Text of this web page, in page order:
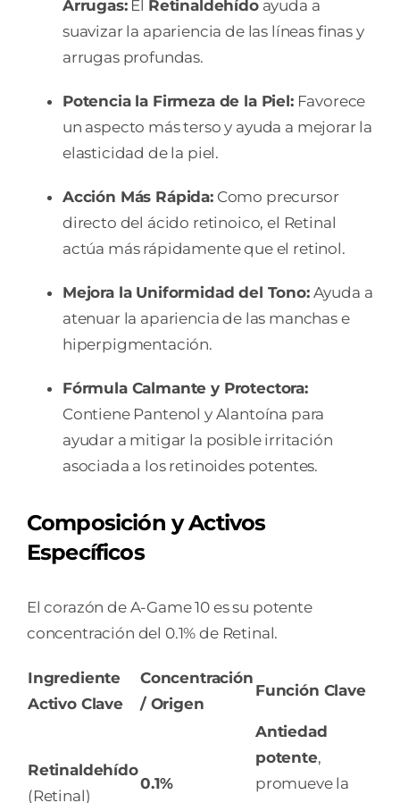
Arrugas:El Retinaldehídoayuda a
suavizar la apariencia de las líneas finas y
arrugas profundas.
Potencia la Firmeza de la Piel:Favorece
un aspecto más terso y ayuda a mejorar la
elasticidad de la piel.
Acción Más Rápida:Como precursor
directo del ácido retinoico, el Retinal
actúa más rápidamente que el retinol.
Mejora la Uniformidad del Tono:Ayuda a
atenuar la apariencia de las manchas e
hiperpigmentación.
Fórmula Calmante y Protectora:
Contiene Pantenol y Alantoína para
ayudar a mitigar la posible irritación
asociada a los retinoides potentes.
Composición y Activos
Específicos
El corazón de A-Game 10 es su potente
concentración del 0.1% de Retinal.
Ingrediente
Activo Clave
Concentración
/ Origen
Función Clave
Retinaldehído
(Retinal)
0.1%
Antiedad
potente,
promueve la